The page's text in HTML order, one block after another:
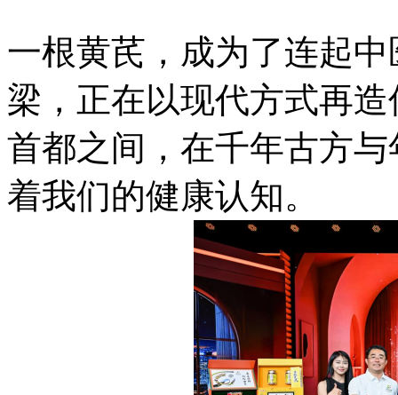
一根黄芪，成为了连起
梁，正在以现代方式再
首都之间，在千年古方
着我们的健康认知。